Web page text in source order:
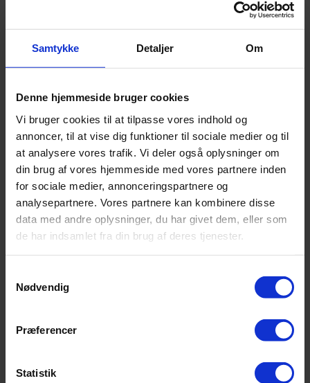
Samtykke Detaljer Om
Denne hjemmeside bruger cookies
Vi bruger cookies til at tilpasse vores indhold og
annoncer, til at vise dig funktioner til sociale medier og til
at analysere vores trafik. Vi deler også oplysninger om
din brug af vores hjemmeside med vores partnere inden
for sociale medier, annonceringspartnere og
analysepartnere. Vores partnere kan kombinere disse
data med andre oplysninger, du har givet dem, eller som
de har indsamlet fra din brug af deres tjenester.
Nødvendig
Præferencer
Statistik
uretantourboldekompression
hårdt
køb
distanceboldeskal
ionomerkompression
hårdt
Populært golfudstyr